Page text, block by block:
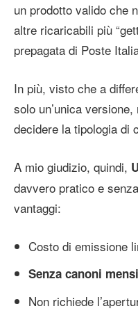
un prodotto valido che
altre ricaricabili più
prepagata di Poste
In più, visto che a
solo un’unica
decidere la tipologia di
A mio giudizio, quindi,
davvero pratico e
vantaggi:
Costo di emissione
Senza canoni
Non richiede